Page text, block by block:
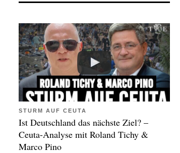
STURM AUF CEUTA
Ist Deutschland das nächste Ziel? –
Ceuta-Analyse mit Roland Tichy &
Marco Pino